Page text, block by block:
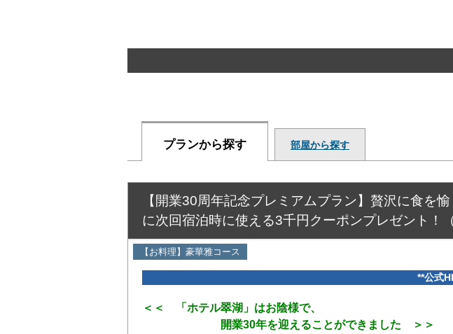
プランから探す 部屋から探す
【開業30周年記念プレミアムプラン】贅沢に食を
に次回宿泊時に使える3千円クーポンプレゼント！
【お料理】豪華雅コース
**公式HP予約が
＜＜ 「ホテル翠湖」はお陰様で、
開業30年を迎えることができました ＞＞